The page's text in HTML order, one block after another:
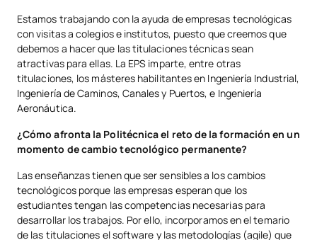
Estamos trabajando con la ayuda de empresas tecnológicas
con visitas a colegios e institutos, puesto que creemos que
debemos a hacer que las titulaciones técnicas sean
atractivas para ellas. La EPS imparte, entre otras
titulaciones, los másteres habilitantes en Ingeniería Industrial,
Ingeniería de Caminos, Canales y Puertos, e Ingeniería
Aeronáutica.
¿Cómo afronta la Politécnica el reto de la formación en un
momento de cambio tecnológico permanente?
Las enseñanzas tienen que ser sensibles a los cambios
tecnológicos porque las empresas esperan que los
estudiantes tengan las competencias necesarias para
desarrollar los trabajos. Por ello, incorporamos en el temario
de las titulaciones el software y las metodologías (agile) que